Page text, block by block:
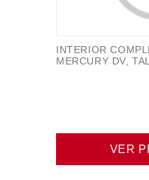
INTERIOR
MERCURY DV,
VER